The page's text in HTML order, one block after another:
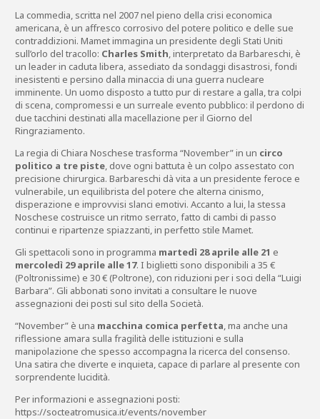
La commedia, scritta nel 2007 nel pieno della crisi economica
americana, è un affresco corrosivo del potere politico e delle sue
contraddizioni. Mamet immagina un presidente degli Stati Uniti
sull’orlo del tracollo: Charles Smith, interpretato da Barbareschi, è
un leader in caduta libera, assediato da sondaggi disastrosi, fondi
inesistenti e persino dalla minaccia di una guerra nucleare
imminente. Un uomo disposto a tutto pur di restare a galla, tra colpi
di scena, compromessi e un surreale evento pubblico: il perdono di
due tacchini destinati alla macellazione per il Giorno del
Ringraziamento.
La regia di Chiara Noschese trasforma “November” in un circo
politico a tre piste, dove ogni battuta è un colpo assestato con
precisione chirurgica. Barbareschi dà vita a un presidente feroce e
vulnerabile, un equilibrista del potere che alterna cinismo,
disperazione e improvvisi slanci emotivi. Accanto a lui, la stessa
Noschese costruisce un ritmo serrato, fatto di cambi di passo
continui e ripartenze spiazzanti, in perfetto stile Mamet.
Gli spettacoli sono in programma martedì 28 aprile alle 21 e
mercoledì 29 aprile alle 17. I biglietti sono disponibili a 35 €
(Poltronissime) e 30 € (Poltrone), con riduzioni per i soci della “Luigi
Barbara”. Gli abbonati sono invitati a consultare le nuove
assegnazioni dei posti sul sito della Società.
“November” è una macchina comica perfetta, ma anche una
riflessione amara sulla fragilità delle istituzioni e sulla
manipolazione che spesso accompagna la ricerca del consenso.
Una satira che diverte e inquieta, capace di parlare al presente con
sorprendente lucidità.
Per informazioni e assegnazioni posti:
https://socteatromusica.it/events/november